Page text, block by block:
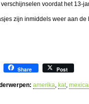
voordat het 13-
zijn inmiddels weer aan de
EmailShare Post
amerika, kat,